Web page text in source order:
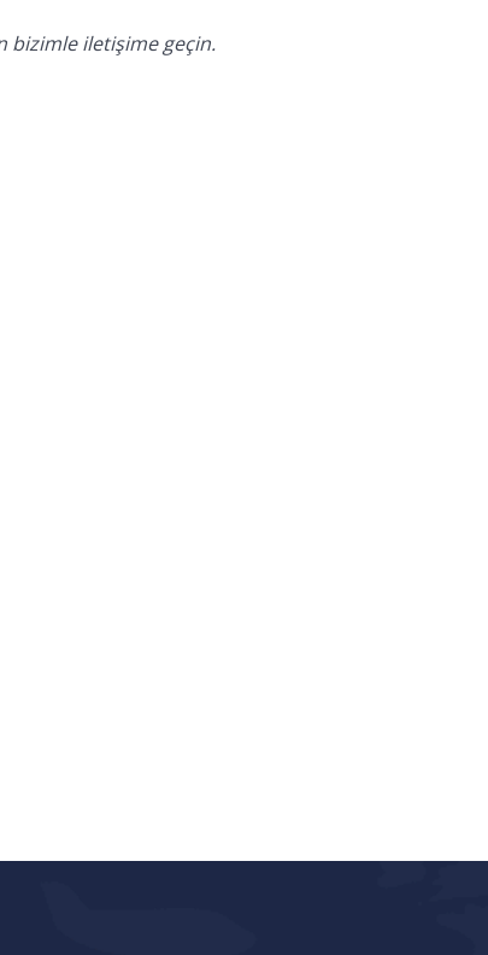
bizimle iletişime geçin.